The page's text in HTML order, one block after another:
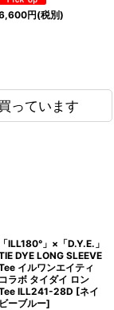
円(税別)
っています
「ILL180°」×「D.Y.E.」
DYE LONG SLEEVE
イルワンエイティ
コラボ タイダイ ロン
ILL241-28D [ネイ
ビーブルー]